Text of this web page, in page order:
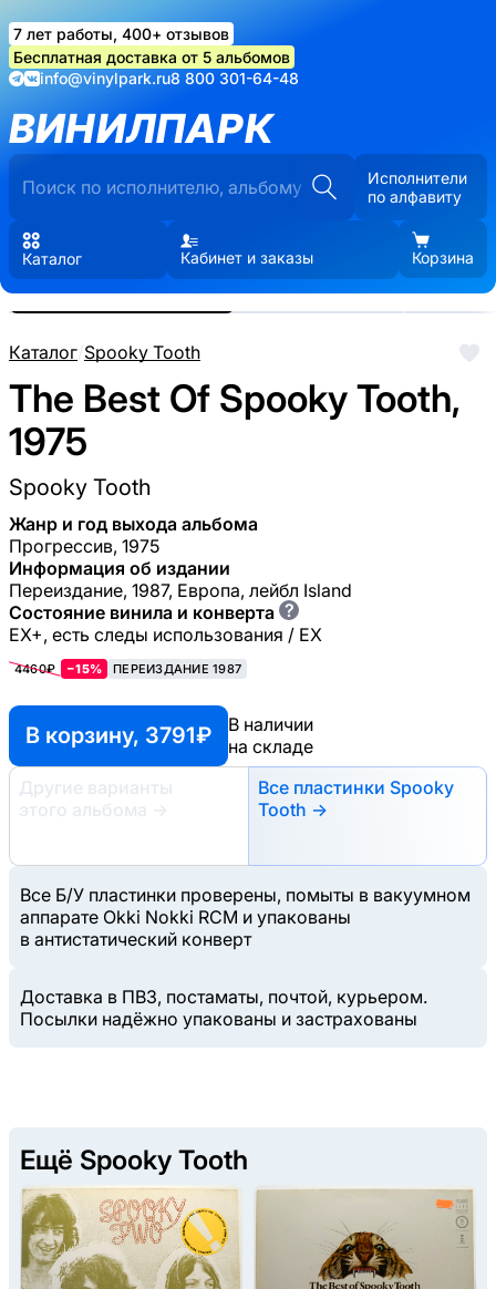
7 лет работы, 400+ отзывов
Бесплатная доставка от 5 альбомов
info@vinylpark.ru8 800 301-64-48
ВИНИЛПАРК
Исполнители
по алфавиту
Каталог Кабинет и заказы Корзина
Каталог/Spooky Tooth
The Best Of Spooky Tooth,
1975
Spooky Tooth
Жанр и год выхода альбома
Прогрессив, 1975
Информация об издании
Переиздание, 1987, Европа, лейбл Island
Состояние винила и конверта ?
EX+, есть следы использования / EX
4460₽ −15% ПЕРЕИЗДАНИЕ 1987
В корзину, 3791 ₽
В наличии
на складе
Другие варианты
этого альбома
→
Все пластинки Spooky
Tooth →
Все Б/У пластинки проверены, помыты в вакуумном
аппарате Okki Nokki RCM и упакованы
в антистатический конверт
Доставка в ПВЗ, постаматы, почтой, курьером.
Посылки надёжно упакованы и застрахованы
Реальные фото пластинки.
Нажмите, чтобы увеличить
Ещё Spooky Tooth